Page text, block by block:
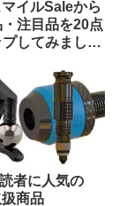
イルSaleから
注目品を20点
してみました
者に人気の
商品